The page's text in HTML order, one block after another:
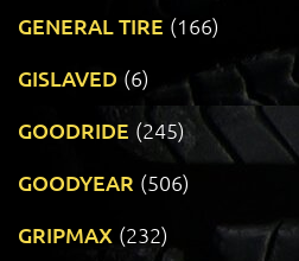
GENERAL TIRE (166)
GISLAVED (6)
GOODRIDE (245)
GOODYEAR (506)
GRIPMAX (232)